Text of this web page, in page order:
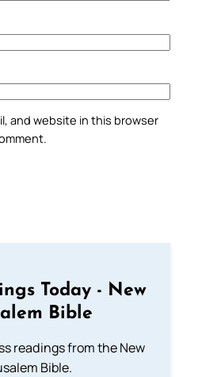
and website in this browser
Today - New
Bible
readings from the New
Bible.